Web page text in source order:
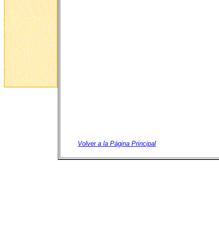
Volver a la Página Principal